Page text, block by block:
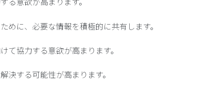
めに、必要な情報を積極的に共有します。
て協力する意欲が高まります。
決する可能性が高まります。